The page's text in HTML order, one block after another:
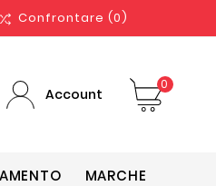
Confrontare (0)
Account
0
MARCHE